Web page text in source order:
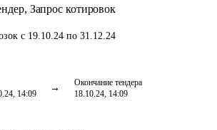
, Запрос котировок
с 19.10.24 по 31.12.24
14:09
Окончание тендера
18.10.24, 14:09